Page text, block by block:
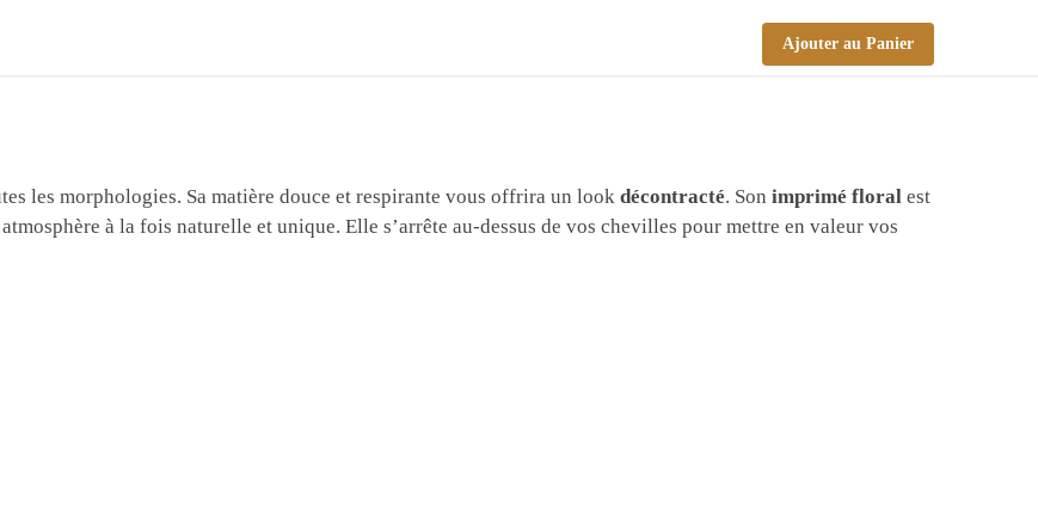
Ajouter au Panier
les morphologies. Sa matière douce et respirante vous offrira un lookdécontracté. Sonimprimé floral est
à la fois naturelle et unique. Elle s’arrête au-dessus de vos chevilles pour mettre en valeur vos